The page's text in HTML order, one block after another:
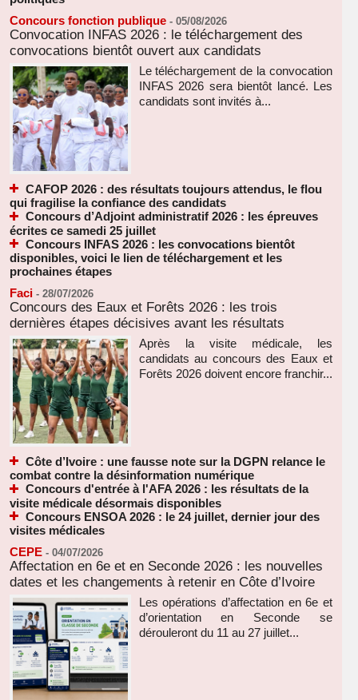
Concours fonction publique - 05/08/2026
Convocation INFAS 2026 : le téléchargement des
convocations bientôt ouvert aux candidats
Le téléchargement de la convocation
INFAS 2026 sera bientôt lancé. Les
candidats sont invités à...
CAFOP 2026 : des résultats toujours attendus, le flou
qui fragilise la confiance des candidats
Concours d’Adjoint administratif 2026 : les épreuves
écrites ce samedi 25 juillet
Concours INFAS 2026 : les convocations bientôt
disponibles, voici le lien de téléchargement et les
prochaines étapes
Faci - 28/07/2026
Concours des Eaux et Forêts 2026 : les trois
dernières étapes décisives avant les résultats
Après la visite médicale, les
candidats au concours des Eaux et
Forêts 2026 doivent encore franchir...
Côte d’Ivoire : une fausse note sur la DGPN relance le
combat contre la désinformation numérique
Concours d'entrée à l'AFA 2026 : les résultats de la
visite médicale désormais disponibles
Concours ENSOA 2026 : le 24 juillet, dernier jour des
visites médicales
CEPE - 04/07/2026
Affectation en 6e et en Seconde 2026 : les nouvelles
dates et les changements à retenir en Côte d’Ivoire
Les opérations d’affectation en 6e et
d’orientation en Seconde se
dérouleront du 11 au 27 juillet...